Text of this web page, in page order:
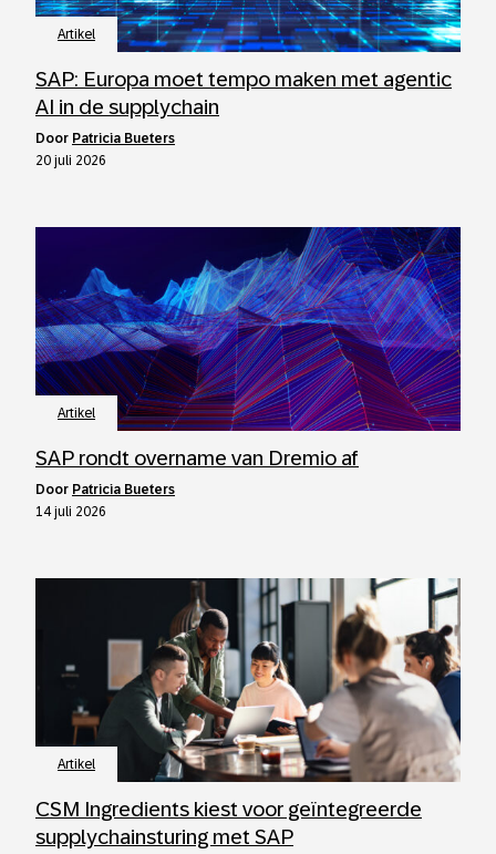
Artikel
SAP: Europa moet tempo maken met agentic
AI in de supplychain
door Patricia Bueters
20 juli 2026
Artikel
SAP rondt overname van Dremio af
door Patricia Bueters
14 juli 2026
Artikel
CSM Ingredients kiest voor geïntegreerde
supplychainsturing met SAP